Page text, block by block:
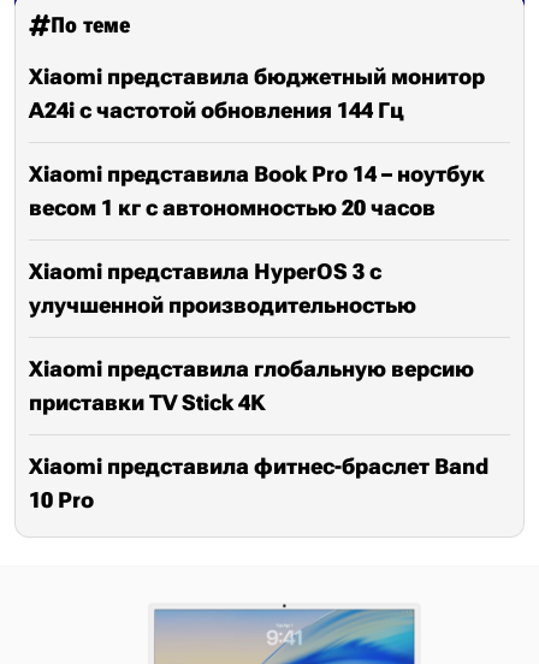
По теме
Xiaomi представила бюджетный монитор
A24i с частотой обновления 144 Гц
Xiaomi представила Book Pro 14 – ноутбук
весом 1 кг с автономностью 20 часов
Xiaomi представила HyperOS 3 с
улучшенной производительностью
Xiaomi представила глобальную версию
приставки TV Stick 4K
Xiaomi представила фитнес-браслет Band
10 Pro